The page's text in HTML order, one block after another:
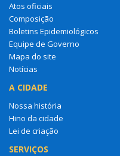
Atos oficiais
Composição
Boletins Epidemiológicos
Equipe de Governo
Mapa do site
Notícias
A CIDADE
Nossa história
Hino da cidade
Lei de criação
SERVIÇOS